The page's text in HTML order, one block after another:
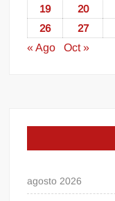
19
20
26
27
« Ago
Oct »
agosto 2026